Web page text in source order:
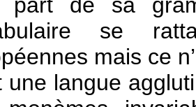
se
mais ce
une langue